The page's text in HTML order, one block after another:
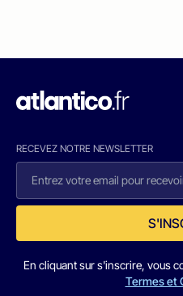
RECEVEZ NOTRE NEWSLETTER
En cliquant sur s'inscrire, vous
Termes et